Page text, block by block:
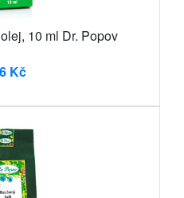
10 ml Dr. Popov
Kč